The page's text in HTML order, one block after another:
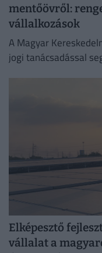
mentőövről:
vállalkozások
A Magyar
jogi tanácsadással
Elképesztő
vállalat a